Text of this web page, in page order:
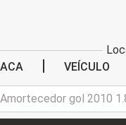
VEÍCULO